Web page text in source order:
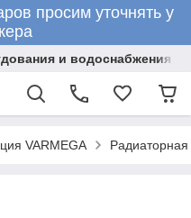
просим уточнять у
и водоснабжения
VARMEGA